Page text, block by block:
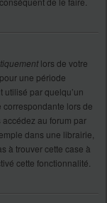
lors de votre
une période
utilisé par quelqu’un
correspondante lors de
au forum par
dans une librairie,
à trouver cette case à
cette fonctionnalité.